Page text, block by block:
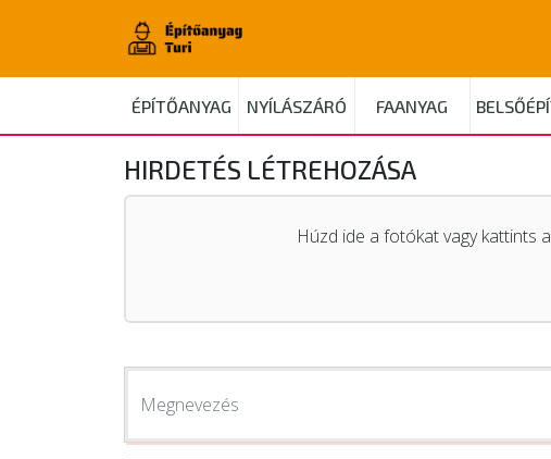
ÉPÍTŐANYAG NYÍLÁSZÁRÓ FAANYAG
HIRDETÉS LÉTREHOZÁSA
Húzd ide a fotókat vagy kattints
Megnevezés